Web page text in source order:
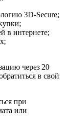
3D-Secure;
в интернете;
через 20
в свой
при
или